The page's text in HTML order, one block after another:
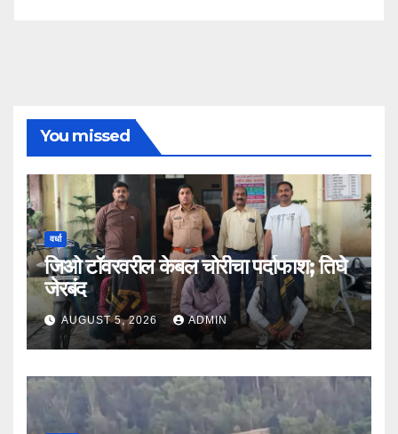
You missed
वर्धा
जिओ टॉवरवरील केबल चोरीचा पर्दाफाश; तिघे
जेरबंद
AUGUST 5, 2026 ADMIN